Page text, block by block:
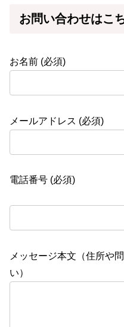
お問い合わせはこ
お名前 (必須)
メールアドレス (必須)
電話番号 (必須)
メッセージ本文（住所や
い）